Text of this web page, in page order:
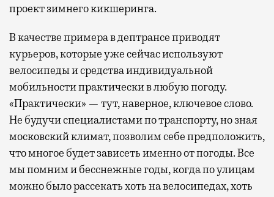
проект зимнего кикшеринга.
В качестве примера в дептрансе приводят
курьеров, которые уже сейчас используют
велосипеды и средства индивидуальной
мобильности практически в любую погоду.
«Практически» — тут, наверное, ключевое слово.
Не будучи специалистами по транспорту, но зная
московский климат, позволим себе предположить,
что многое будет зависеть именно от погоды. Все
мы помним и бесснежные годы, когда по улицам
можно было рассекать хоть на велосипедах, хоть